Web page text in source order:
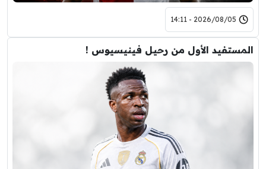
2026/08/05 - 14:11
المستفيد الأول من رحيل فينيسيوس !